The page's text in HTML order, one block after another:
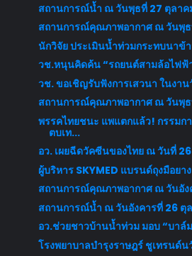
สถานการณ์น้ำ ณ วันพุธที่ 27 ตุลาค
สถานการณ์คุณภาพอากาศ ณ วันพุธ
นักวิจัย ประเมินน้ำท่วมกระทบนาข้
วช.หนุนคิดค้น “รถยนต์สามล้อไฟฟ้
วช. ขอเชิญรับฟังการเสวนา ในงา
สถานการณ์คุณภาพอากาศ ณ วันพุธ
พรรคไทยชนะ แพแตกแล้ว! กรรมก
ตบเท...
อว. เผยฉีดวัคซีนของไทย ณ วันที่
ผู้บริหาร SKYMED แบรนด์ถุงมือย
สถานการณ์คุณภาพอากาศ ณ วันอั
สถานการณ์น้ำ ณ วันอังคารที่ 26 ตุ
อว.ช่วยชาวบ้านน้ำท่วม มอบ “บาล์
โรงพยาบาลบำรุงราษฎร์ ชูเทรนด์น